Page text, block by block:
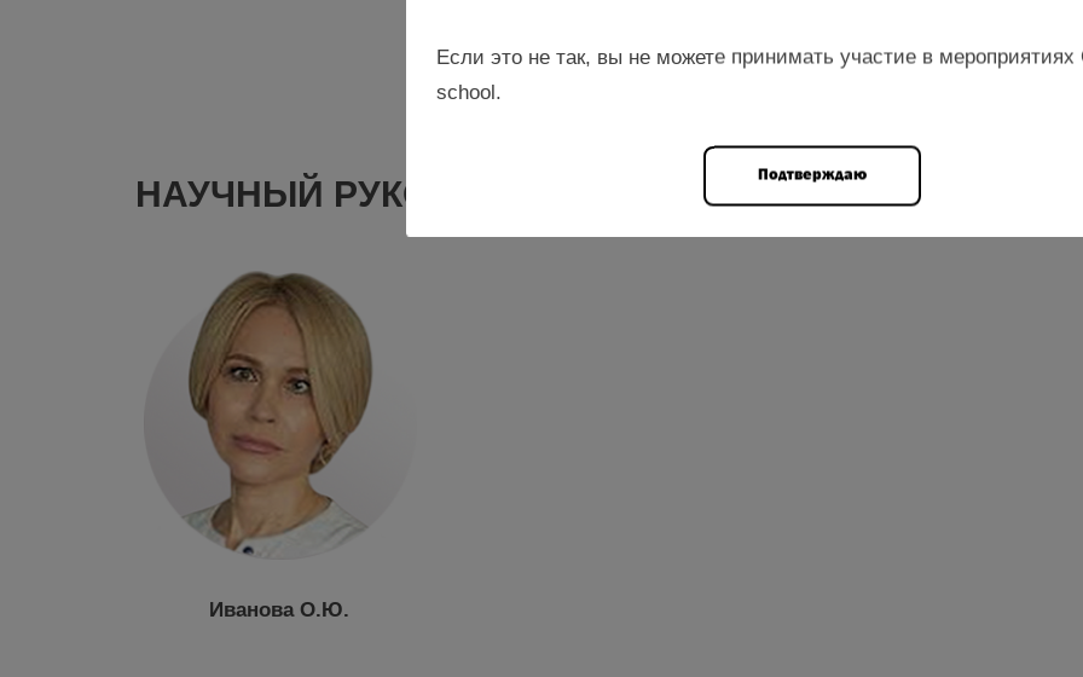
НАУЧНЫЙ РУКОВОДИТЕЛЬ
Иванова О.Ю.
Если это не так, вы не можете принимать участие в мероприятиях
school.
Подтверждаю